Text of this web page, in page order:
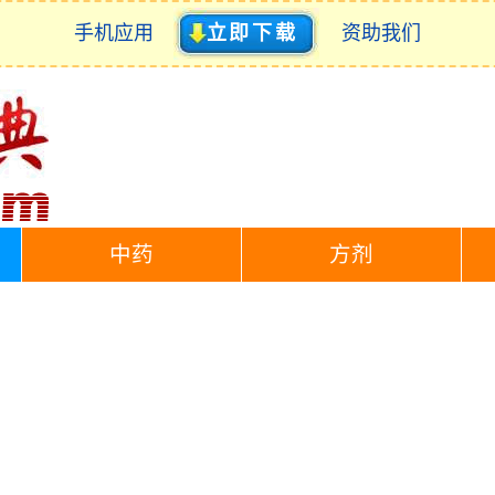
手机应用 立即下载 资助我们
中药 方剂